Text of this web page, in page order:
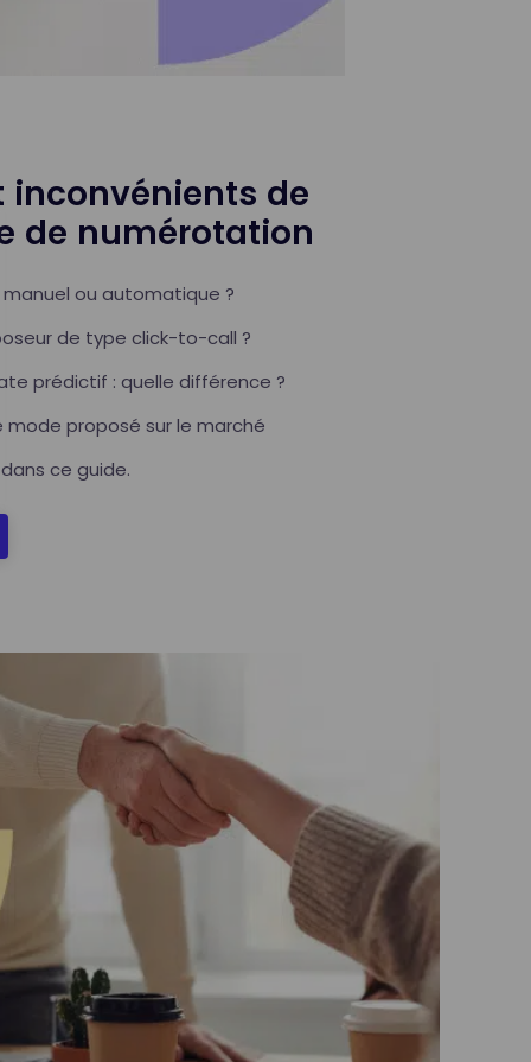
inconvénients de
de numérotation
ou automatique ?
de type click-to-call ?
prédictif : quelle différence ?
proposé sur le marché
ce guide.